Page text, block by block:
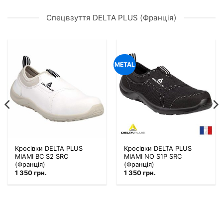
Спецвзуття DELTA PLUS (Франція)
Кросівки DELTA PLUS
MIAMI BC S2 SRC
(Франція)
1 350грн.
METAL
Кросівки DELTA PLUS
MIAMI NO S1P SRC
(Франція)
1 350грн.